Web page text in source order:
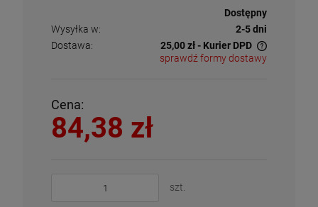
Dostępny
Wysyłka w:
2-5 dni
Dostawa:
25,00 zł- Kurier DPD
Cena nie zawiera ewentualnych kosztów płatności
sprawdź formy dostawy
Cena:
84,38 zł
szt.